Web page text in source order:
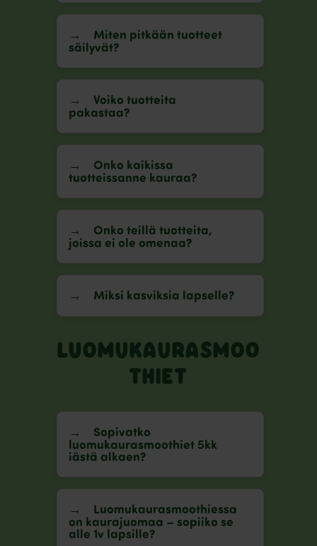
Miten pitkään tuotteet
säilyvät?
Voiko tuotteita
pakastaa?
Onko kaikissa
tuotteissanne kauraa?
Onko teillä tuotteita,
joissa ei ole omenaa?
Miksi kasviksia lapselle?
LUOMUKAURASMOO
THIET
Sopivatko
luomukaurasmoothiet 5kk
iästä alkaen?
Luomukaurasmoothiessa
on kaurajuomaa – sopiiko se
alle 1v lapsille?